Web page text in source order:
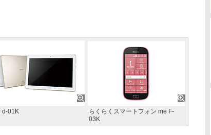
d-01K
らくらくスマートフォン me F-
03K